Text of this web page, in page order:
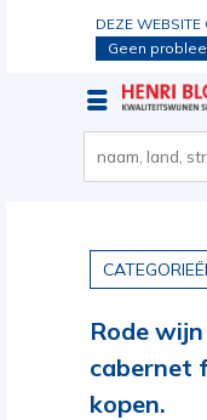
DEZE WEBSITE
Geen
Rode
cabernet
kopen.